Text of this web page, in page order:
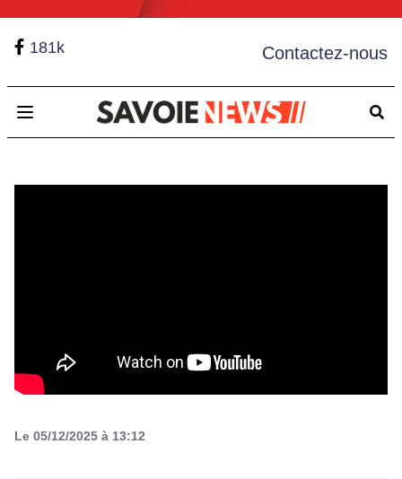
181k Contactez-nous
Open main menu
Le 05/12/2025 à 13:12